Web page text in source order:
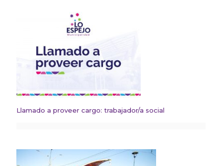
Llamado a proveer cargo: trabajador/a social